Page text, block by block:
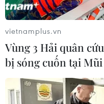
vietnamplus.vn
Vùng 3 Hải quân
bị sóng cuốn tại